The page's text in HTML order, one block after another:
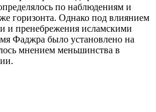
по наблюдениям и
горизонта. Однако под влиянием
и пренебрежения исламскими
Фаджра было установлено на
мнением меньшинства в